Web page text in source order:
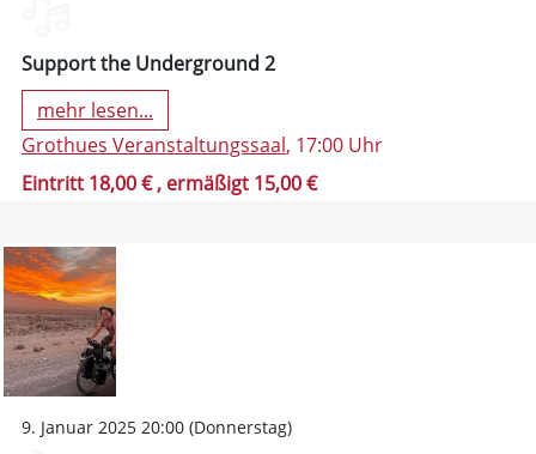
Support the Underground 2
mehr lesen...
Grothues Veranstaltungssaal, 17:00 Uhr
Eintritt 18,00 €, ermäßigt 15,00 €
9. Januar 2025 20:00 (Donnerstag)